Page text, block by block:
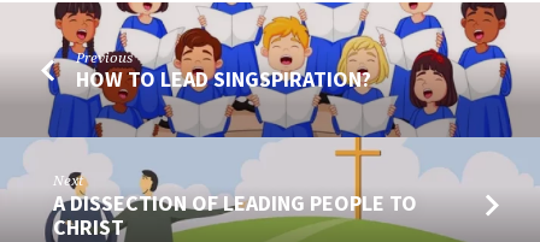
Previous
HOW TO LEAD SINGSPIRATION?
Next
A DISSECTION OF LEADING PEOPLE TO
CHRIST